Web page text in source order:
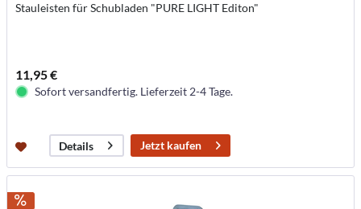
Stauleisten für Schubladen "PURE LIGHT Editon"
11,95 €
Sofort versandfertig. Lieferzeit 2-4 Tage.
Details Jetzt kaufen